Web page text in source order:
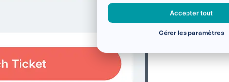
Accepter tout
Gérer les paramètres